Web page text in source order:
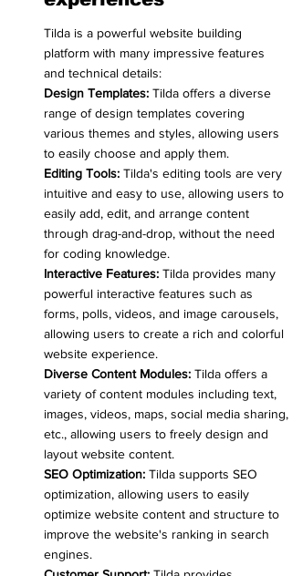
Tilda is a powerful website building
platform with many impressive features
and technical details:
Design Templates: Tilda offers a diverse
range of design templates covering
various themes and styles, allowing users
to easily choose and apply them.
Editing Tools: Tilda's editing tools are very
intuitive and easy to use, allowing users to
easily add, edit, and arrange content
through drag-and-drop, without the need
for coding knowledge.
Interactive Features: Tilda provides many
powerful interactive features such as
forms, polls, videos, and image carousels,
allowing users to create a rich and colorful
website experience.
Diverse Content Modules: Tilda offers a
variety of content modules including text,
images, videos, maps, social media sharing,
etc., allowing users to freely design and
layout website content.
SEO Optimization: Tilda supports SEO
optimization, allowing users to easily
optimize website content and structure to
improve the website's ranking in search
engines.